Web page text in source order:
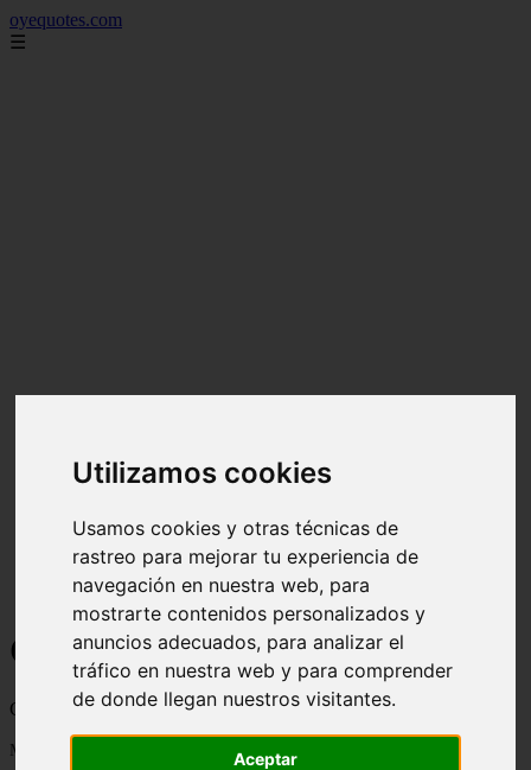
Utilizamos cookies
Usamos cookies y otras técnicas de
rastreo para mejorar tu experiencia de
navegación en nuestra web, para
mostrarte contenidos personalizados y
anuncios adecuados, para analizar el
tráfico en nuestra web y para comprender
de donde llegan nuestros visitantes.
Aceptar
oyequotes.com
☰
Curiosidades y Sabias que
Cosas curiosas, curiosidades, noticias impactantes y mucho mas
Mostrando 1 - 24 de 2838 artículos